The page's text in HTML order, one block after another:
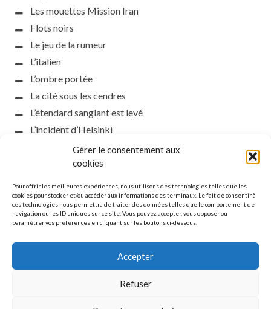
Gérer le consentement aux
cookies
Pour offrir les meilleures expériences, nous utilisons des technologies telles que les
cookies pour stocker et/ou accéder aux informations des terminaux. Le fait de consentir à
ces technologies nous permettra de traiter des données telles que le comportement de
navigation ou les ID uniques sur ce site. Vous pouvez accepter, vous opposer ou
paramétrer vos préférences en cliquant sur les boutons ci-dessous.
Accepter
Refuser
Les mouettes Mission Iran
Flots noirs
Le jeu de la rumeur
L’italien
L’ombre portée
La cité sous les cendres
L’étendard sanglant est levé
L’incident d’Helsinki
la petite fasciste
Toutes les nuances de la nuit
Que s’obscurcissent le soleil et la lumière
Le silence